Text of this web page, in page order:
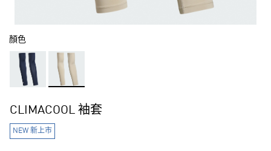
顏色
CLIMACOOL 袖套
NEW 新上市